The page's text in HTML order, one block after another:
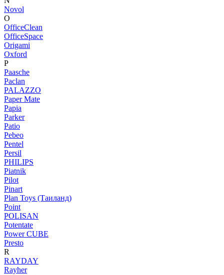
Novol
O
OfficeClean
OfficeSpace
Origami
Oxford
P
Paasche
Paclan
PALAZZO
Paper Mate
Papia
Parker
Patio
Pebeo
Pentel
Persil
PHILIPS
Piatnik
Pilot
Pinart
Plan Toys (Таиланд)
Point
POLISAN
Potentate
Power CUBE
Presto
R
RAYDAY
Rayher